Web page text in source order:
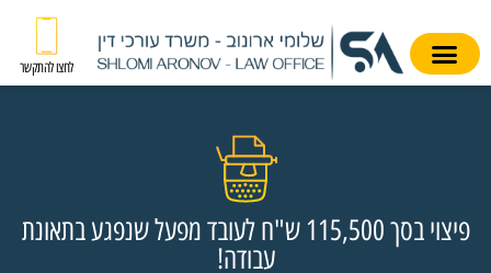
לחצו להתקשר
פיצוי בסך 115,500 ש"ח לעובד מפעל שנפגע בתאונת
עבודה!